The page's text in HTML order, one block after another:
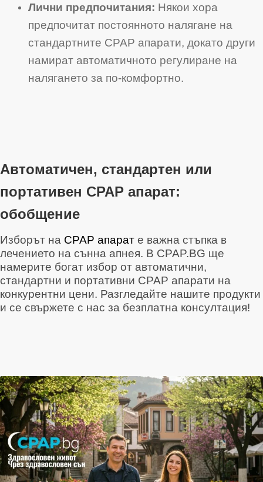
Лични предпочитания: Някои хора
предпочитат постоянното налягане на
стандартните CPAP апарати, докато други
намират автоматичното регулиране на
налягането за по-комфортно.
Автоматичен, стандартен или
портативен CPAP апарат:
обобщение
Изборът на CPAP апарат е важна стъпка в
лечението на сънна апнея. В CPAP.BG ще
намерите богат избор от автоматични,
стандартни и портативни CPAP апарати на
конкурентни цени. Разгледайте нашите продукти
и се свържете с нас за безплатна консултация!